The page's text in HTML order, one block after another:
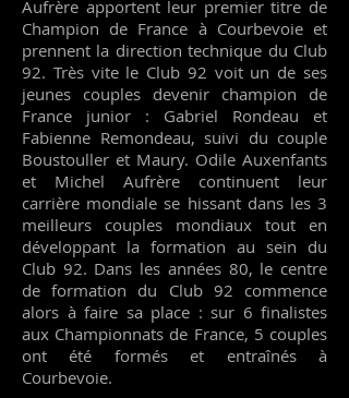
Aufrère apportent leur premier titre de
Champion de France à Courbevoie et
prennent la direction technique du Club
92. Très vite le Club 92 voit un de ses
jeunes couples devenir champion de
France junior : Gabriel Rondeau et
Fabienne Remondeau, suivi du couple
Boustouller et Maury. Odile Auxenfants
et Michel Aufrère continuent leur
carrière mondiale se hissant dans les 3
meilleurs couples mondiaux tout en
développant la formation au sein du
Club 92. Dans les années 80, le centre
de formation du Club 92 commence
alors à faire sa place : sur 6 finalistes
aux Championnats de France, 5 couples
ont été formés et entraînés à
Courbevoie.​